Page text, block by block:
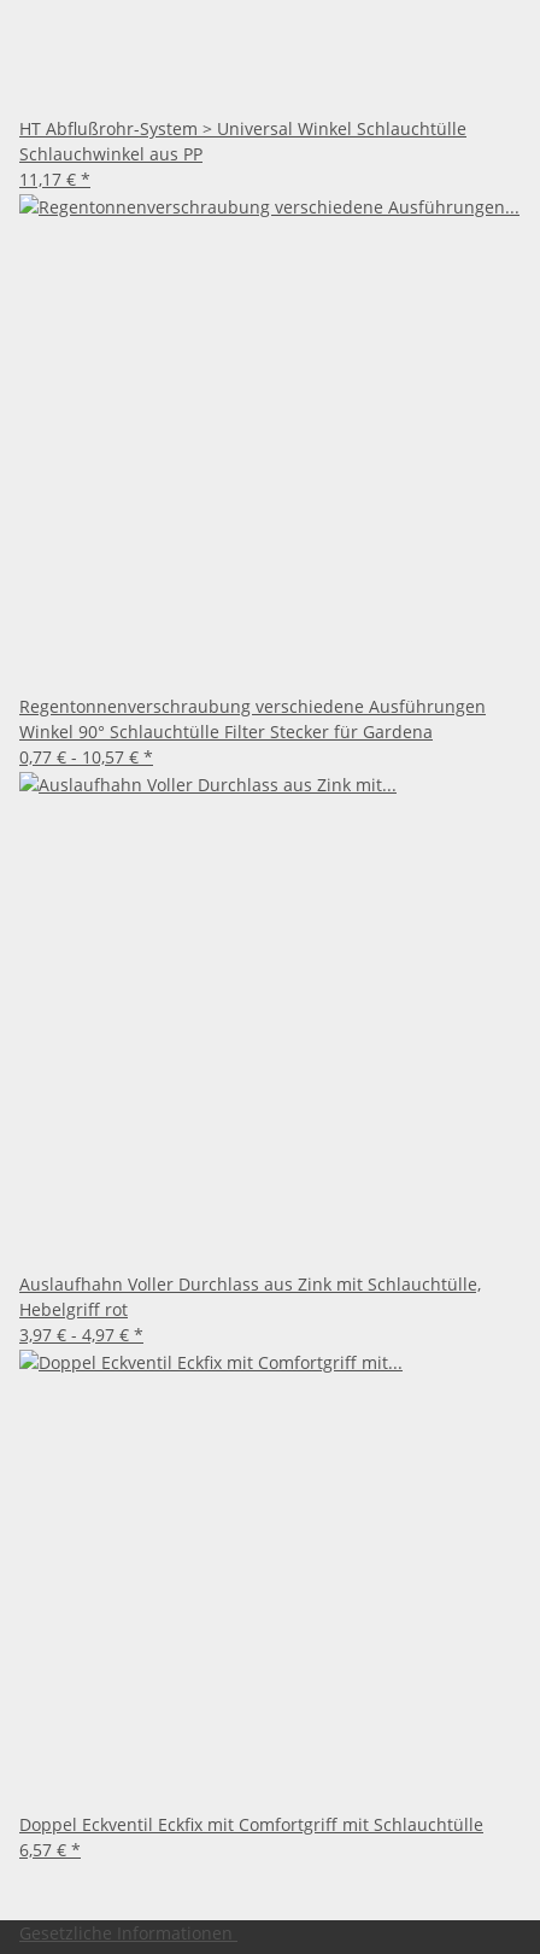
HT Abflußrohr-System > Universal Winkel Schlauchtülle
Schlauchwinkel aus PP
11,17 € *
Regentonnenverschraubung verschiedene Ausführungen
Winkel 90° Schlauchtülle Filter Stecker für Gardena
0,77 € - 10,57 € *
Auslaufhahn Voller Durchlass aus Zink mit Schlauchtülle,
Hebelgriff rot
3,97 € - 4,97 € *
Doppel Eckventil Eckfix mit Comfortgriff mit Schlauchtülle
6,57 € *
Gesetzliche Informationen